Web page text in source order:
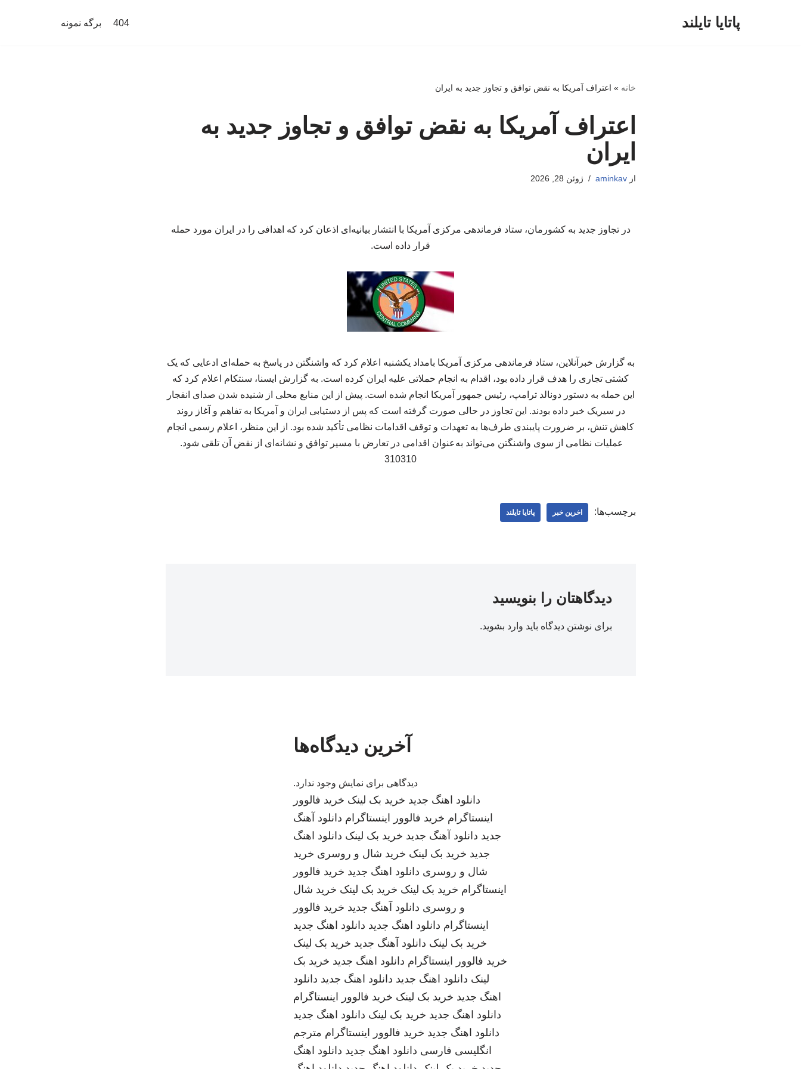
پاتایا تایلند 404 برگه نمونه
خانه » اعتراف آمریکا به نقض توافق و تجاوز جدید به ایران
اعتراف آمریکا به نقض توافق و تجاوز جدید به
ایران
ازaminkav ژوئن 28, 2026
در تجاوز جدید به کشورمان، ستاد فرماندهی مرکزی آمریکا با انتشار بیانیه‌ای اذعان کرد که اهدافی را در ایران مورد حمله
قرار داده است.
به گزارش خبرآنلاین، ستاد فرماندهی مرکزی آمریکا بامداد یکشنبه اعلام کرد که واشنگتن در پاسخ به حمله‌ای ادعایی که یک
کشتی تجاری را هدف قرار داده بود، اقدام به انجام حملاتی علیه ایران کرده است. به گزارش ایسنا، سنتکام اعلام کرد که
این حمله به دستور دونالد ترامپ، رئیس جمهور آمریکا انجام شده است. پیش از این منابع محلی از شنیده شدن صدای انفجار
در سیریک خبر داده بودند. این تجاوز در حالی صورت گرفته است که پس از دستیابی ایران و آمریکا به تفاهم و آغاز روند
کاهش تنش، بر ضرورت پایبندی طرف‌ها به تعهدات و توقف اقدامات نظامی تأکید شده بود. از این منظر، اعلام رسمی انجام
عملیات نظامی از سوی واشنگتن می‌تواند به‌عنوان اقدامی در تعارض با مسیر توافق و نشانه‌ای از نقض آن تلقی شود.
310310
برچسب‌ها: اخرین خبر پاتایا تایلند
دیدگاهتان را بنویسید
برای نوشتن دیدگاه باید وارد بشوید.
آخرین دیدگاه‌ها
دیدگاهی برای نمایش وجود ندارد.
دانلود اهنگ جدید خرید بک لینک خرید فالوور
اینستاگرام خرید فالوور اینستاگرام دانلود آهنگ
جدید دانلود آهنگ جدید خرید بک لینک دانلود اهنگ
جدید خرید بک لینک خرید شال و روسری خرید
شال و روسری دانلود اهنگ جدید خرید فالوور
اینستاگرام خرید بک لینک خرید بک لینک خرید شال
و روسری دانلود آهنگ جدید خرید فالوور
اینستاگرام دانلود اهنگ جدید دانلود اهنگ جدید
خرید بک لینک دانلود آهنگ جدید خرید بک لینک
خرید فالوور اینستاگرام دانلود اهنگ جدید خرید بک
لینک دانلود اهنگ جدید دانلود اهنگ جدید دانلود
اهنگ جدید خرید بک لینک خرید فالوور اینستاگرام
دانلود اهنگ جدید خرید بک لینک دانلود اهنگ جدید
دانلود اهنگ جدید خرید فالوور اینستاگرام مترجم
انگلیسی فارسی دانلود اهنگ جدید دانلود اهنگ